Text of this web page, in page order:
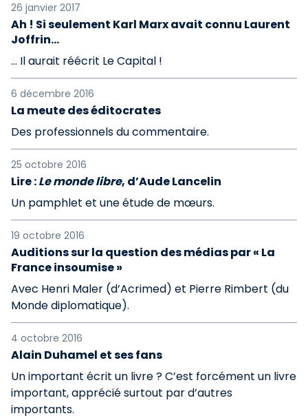
26 janvier 2017
Ah ! Si seulement Karl Marx avait connu Laurent
Joffrin…
… Il aurait réécrit Le Capital !
6 décembre 2016
La meute des éditocrates
Des professionnels du commentaire.
25 octobre 2016
Lire :Le monde libre, d’Aude Lancelin
Un pamphlet et une étude de mœurs.
19 octobre 2016
Auditions sur la question des médias par « La
France insoumise »
Avec Henri Maler (d’Acrimed) et Pierre Rimbert (du
Monde diplomatique).
4 octobre 2016
Alain Duhamel et ses fans
Un important écrit un livre ? C’est forcément un livre
important, apprécié surtout par d’autres
importants.